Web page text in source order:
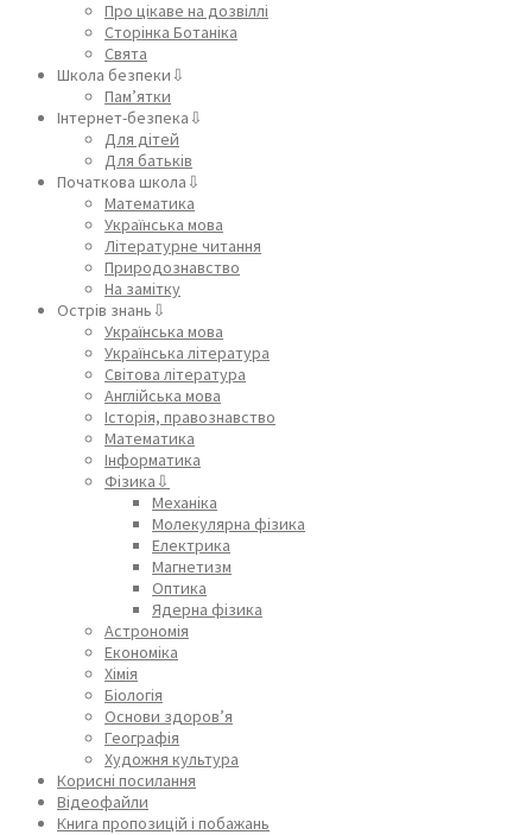
Про цікаве на дозвіллі
Сторінка Ботаніка
Свята
Школа безпеки⇩
Пам’ятки
Інтернет-безпека⇩
Для дітей
Для батьків
Початкова школа⇩
Математика
Українська мова
Літературне читання
Природознавство
На замітку
Острів знань⇩
Українська мова
Українська література
Світова література
Англійська мова
Історія, правознавство
Математика
Інформатика
Фізика⇩
Механіка
Молекулярна фізика
Електрика
Магнетизм
Оптика
Ядерна фізика
Астрономія
Економіка
Хімія
Біологія
Основи здоров’я
Географія
Художня культура
Корисні посилання
Відеофайли
Книга пропозицій і побажань